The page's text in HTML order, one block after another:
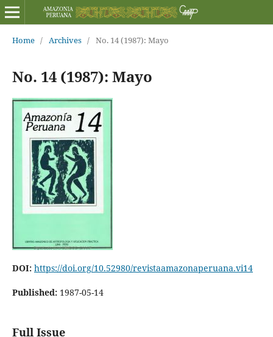
Home / Archives / No. 14 (1987): Mayo
No. 14 (1987): Mayo
DOI: https://doi.org/10.52980/revistaamazonaperuana.vi14
Published: 1987-05-14
Full Issue